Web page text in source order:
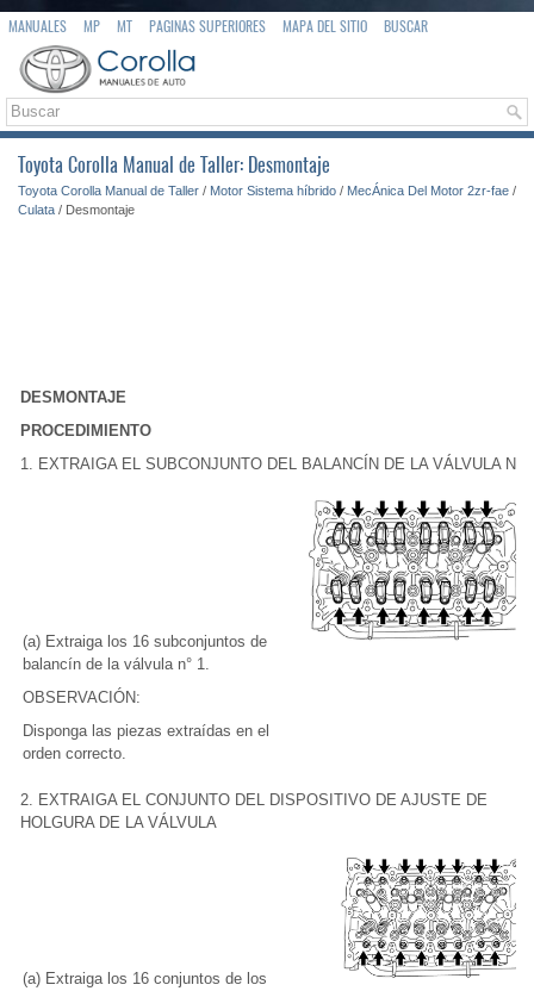
MANUALES MP MT PAGINAS SUPERIORES MAPA DEL SITIO BUSCAR
Toyota Corolla Manual de Taller: Desmontaje
Toyota Corolla Manual de Taller / Motor Sistema híbrido / MecÁnica Del Motor 2zr-fae /
Culata / Desmontaje
DESMONTAJE
PROCEDIMIENTO
1. EXTRAIGA EL SUBCONJUNTO DEL BALANCÍN DE LA VÁLVULA N° 1
(a) Extraiga los 16 subconjuntos de
balancín de la válvula n° 1.
OBSERVACIÓN:
Disponga las piezas extraídas en el
orden correcto.
2. EXTRAIGA EL CONJUNTO DEL DISPOSITIVO DE AJUSTE DE
HOLGURA DE LA VÁLVULA
(a) Extraiga los 16 conjuntos de los